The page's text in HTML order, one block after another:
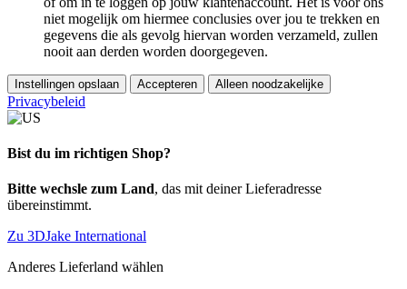
niet mogelijk om hiermee conclusies over jou te trekken en
gegevens die als gevolg hiervan worden verzameld, zullen
nooit aan derden worden doorgegeven.
Instellingen opslaan Accepteren Alleen noodzakelijke
Privacybeleid
Bist du im richtigen Shop?
Bitte wechsle zum Land, das mit deiner Lieferadresse
übereinstimmt.
Zu 3DJake International
Anderes Lieferland wählen